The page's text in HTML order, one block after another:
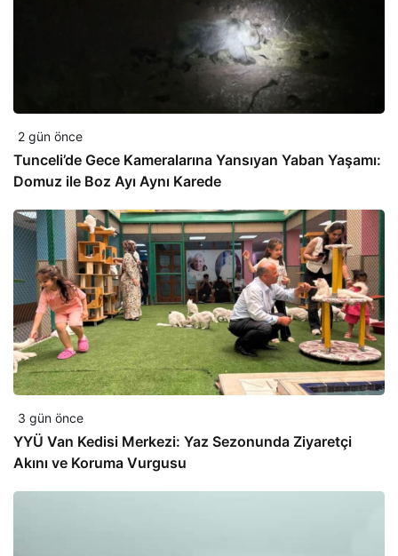
2 gün önce
Tunceli’de Gece Kameralarına Yansıyan Yaban Yaşamı:
Domuz ile Boz Ayı Aynı Karede
3 gün önce
YYÜ Van Kedisi Merkezi: Yaz Sezonunda Ziyaretçi
Akını ve Koruma Vurgusu